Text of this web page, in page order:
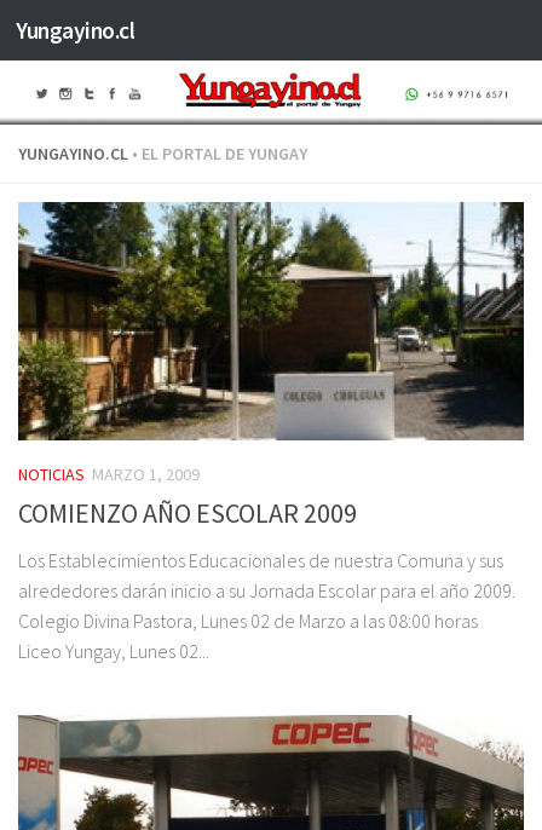
Saltar al contenido
Yungayino.cl
YUNGAYINO.CL • EL PORTAL DE YUNGAY
NOTICIAS MARZO 1, 2009
COMIENZO AÑO ESCOLAR 2009
Los Establecimientos Educacionales de nuestra Comuna y sus
alrededores darán inicio a su Jornada Escolar para el año 2009.
Colegio Divina Pastora, Lunes 02 de Marzo a las 08:00 horas
Liceo Yungay, Lunes 02...